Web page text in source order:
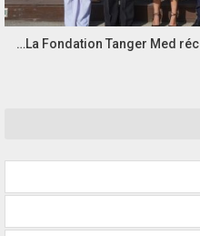
La Fondation Tanger Med